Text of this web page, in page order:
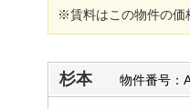
※賃料はこの物件の価
杉本 物件番号：